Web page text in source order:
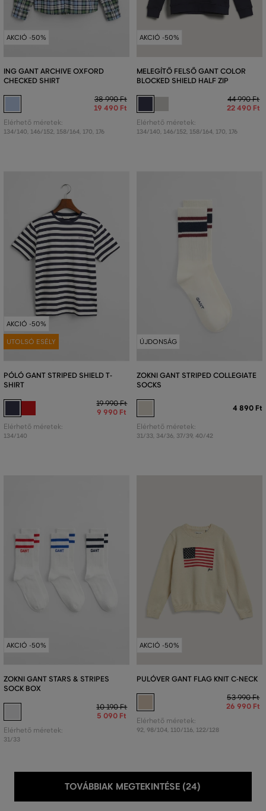
AKCIÓ -50%
ING GANT ARCHIVE OXFORD
CHECKED SHIRT
38 990 Ft
19 490 Ft
Elérhető méretek:
134/140, 146/152, 158/164, 170, 176
AKCIÓ -50%
MELEGÍTŐ FELSŐ GANT COLOR
BLOCKED SHIELD HALF ZIP
44 990 Ft
22 490 Ft
Elérhető méretek:
134/140, 146/152, 158/164, 170, 176
AKCIÓ -50%
UTOLSÓ ESÉLY
PÓLÓ GANT STRIPED SHIELD T-
SHIRT
19 990 Ft
9 990 Ft
Elérhető méretek:
134/140
ÚJDONSÁG
ZOKNI GANT STRIPED COLLEGIATE
SOCKS
4 890 Ft
Elérhető méretek:
31/33 34/36, 37/39, 40/42
AKCIÓ -50%
ZOKNI GANT STARS & STRIPES
SOCK BOX
10 190 Ft
5 090 Ft
Elérhető méretek:
31/33
AKCIÓ -50%
PULÓVER GANT FLAG KNIT C-NECK
53 990 Ft
26 990 Ft
Elérhető méretek:
92, 98/104, 110/116, 122/128
TOVÁBBIAK MEGTEKINTÉSE (24)